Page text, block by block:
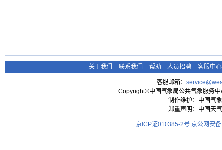
关于我们 - 联系我们 - 帮助 - 人员招聘 - 客服中心
客服邮箱：
Copyright©中国气象局公共气象服务
制作维护：中国气
郑重声明：中国天
京ICP证010385-2号 京公网安